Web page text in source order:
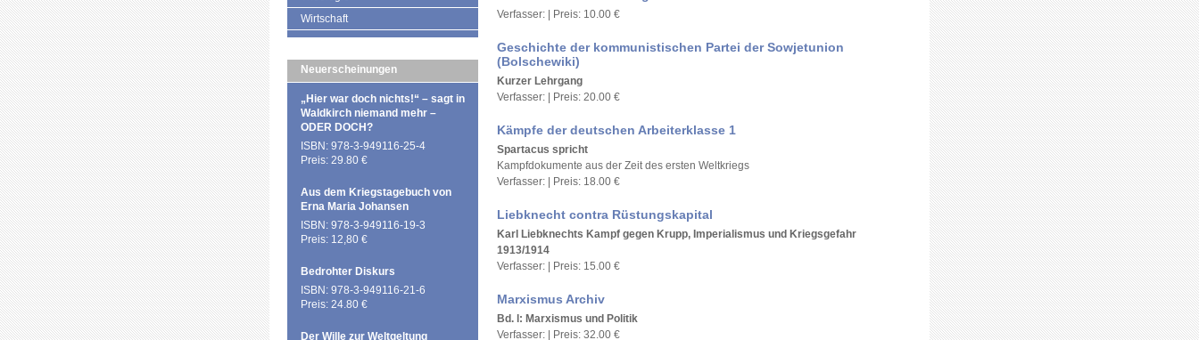
Wirtschaft
Neuerscheinungen
„Hier war doch nichts!“ – sagt in
Waldkirch niemand mehr –
ODER DOCH?
ISBN: 978-3-949116-25-4
Preis: 29.80 €
Aus dem Kriegstagebuch von
Erna Maria Johansen
ISBN: 978-3-949116-19-3
Preis: 12,80 €
Bedrohter Diskurs
ISBN: 978-3-949116-21-6
Preis: 24.80 €
Der Wille zur Weltgeltung
Verfasser: | Preis: 10.00 €
Geschichte der kommunistischen Partei der Sowjetunion
(Bolschewiki)
Kurzer Lehrgang
Verfasser: | Preis: 20.00 €
Kämpfe der deutschen Arbeiterklasse 1
Spartacus spricht
Kampfdokumente aus der Zeit des ersten Weltkriegs
Verfasser: | Preis: 18.00 €
Liebknecht contra Rüstungskapital
Karl Liebknechts Kampf gegen Krupp, Imperialismus und Kriegsgefahr
1913/1914
Verfasser: | Preis: 15.00 €
Marxismus Archiv
Bd. l: Marxismus und Politik
Verfasser: | Preis: 32.00 €